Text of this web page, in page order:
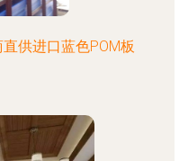
供进口蓝色POM板